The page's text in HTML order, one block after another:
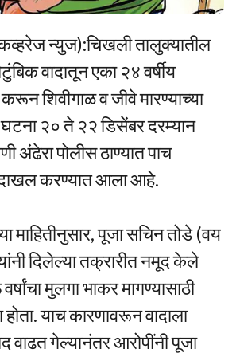
न्युज):चिखली तालुक्यातील
वादातून एका २४ वर्षीय
शिवीगाळ व जीवे मारण्याच्या
घटना २० ते २२ डिसेंबर दरम्यान
अंढेरा पोलीस ठाण्यात पाच
दाखल करण्यात आला आहे.
माहितीनुसार, पूजा सचिन तोडे (वय
दिलेल्या तक्रारीत नमूद केले
मुलगा भाकर मागण्यासाठी
याच कारणावरून वादाला
वाढत गेल्यानंतर आरोपींनी पूजा